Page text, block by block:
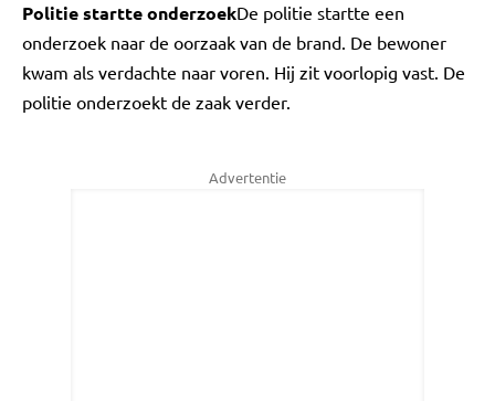
Politie startte onderzoekDe politie startte een
onderzoek naar de oorzaak van de brand. De bewoner
kwam als verdachte naar voren. Hij zit voorlopig vast. De
politie onderzoekt de zaak verder.
Advertentie